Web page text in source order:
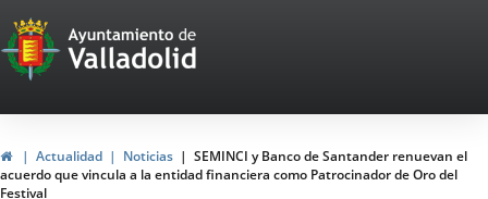
Portal
Web
del
Ayuntamiento
HomeActualidad Noticias
SEMINCI y Banco de Santander renuevan el
acuerdo que vincula a la entidad financiera como Patrocinador de Oro del
Festival